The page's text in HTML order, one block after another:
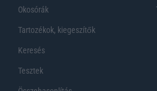
Okosórák
Tartozékok, kiegeszítők
Keresés
Tesztek